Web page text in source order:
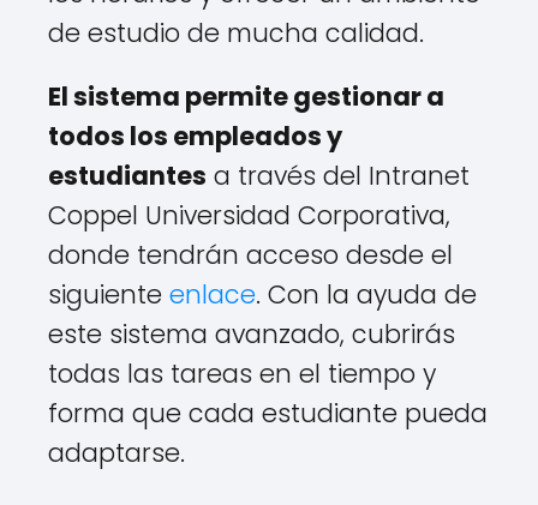
de estudio de mucha calidad.
El sistema permite gestionar a
todos los empleados y
estudiantes a través del Intranet
Coppel Universidad Corporativa,
donde tendrán acceso desde el
siguiente enlace. Con la ayuda de
este sistema avanzado, cubrirás
todas las tareas en el tiempo y
forma que cada estudiante pueda
adaptarse.